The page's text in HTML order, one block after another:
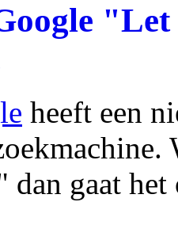
heeft een
dan gaat